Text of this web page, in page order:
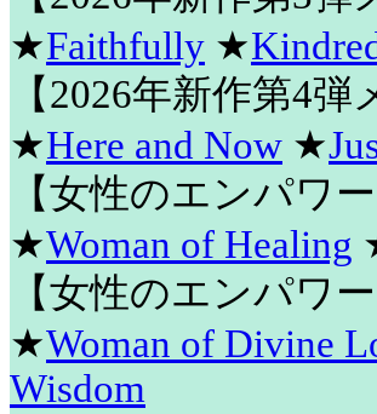
★Faithfully ★
【2026年新作第4
★Here and Now ★
【女性のエンパワ
★Woman of Healing
【女性のエンパワ
★Woman of Divine
Wisdom